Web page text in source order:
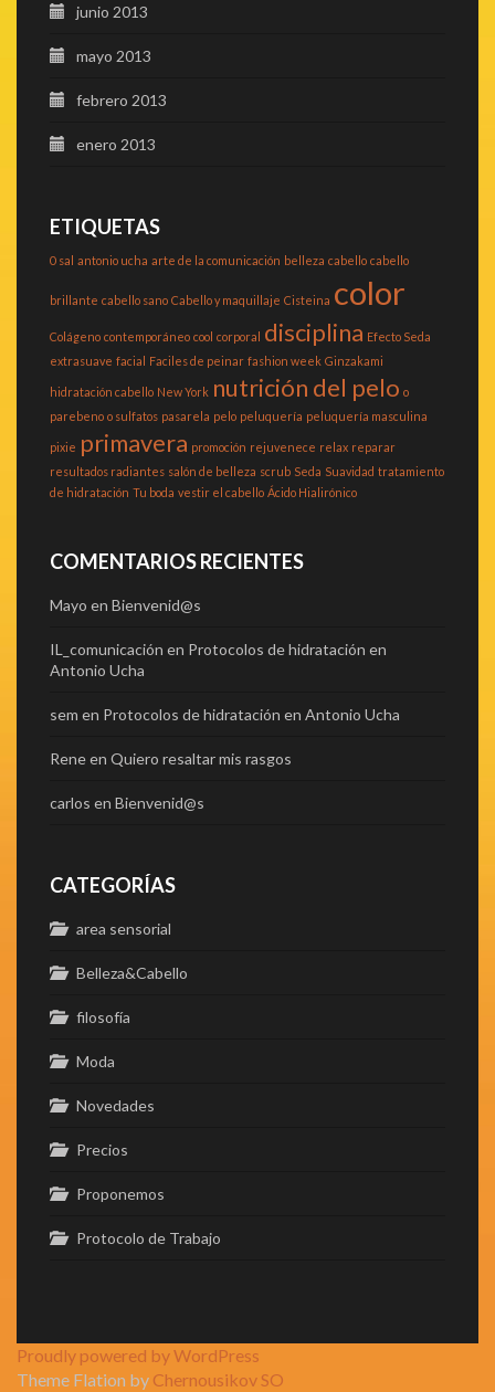
junio 2013
mayo 2013
febrero 2013
enero 2013
ETIQUETAS
0 sal antonio ucha arte de la comunicación belleza cabello cabello
brillante cabello sano Cabello y maquillaje Cisteina color
Colágeno contemporáneo cool corporal disciplina Efecto Seda
extrasuave facial Faciles de peinar fashion week Ginzakami
hidratación cabello New York nutrición del pelo o
parebeno o sulfatos pasarela pelo peluquería peluquería masculina
pixie primavera promoción rejuvenece relax reparar
resultados radiantes salón de belleza scrub Seda Suavidad tratamiento
de hidratación Tu boda vestir el cabello Ácido Hialirónico
COMENTARIOS RECIENTES
Mayo en Bienvenid@s
IL_comunicación en Protocolos de hidratación en
Antonio Ucha
sem en Protocolos de hidratación en Antonio Ucha
Reneen Quiero resaltar mis rasgos
carlos en Bienvenid@s
CATEGORÍAS
area sensorial
Belleza&Cabello
filosofía
Moda
Novedades
Precios
Proponemos
Protocolo de Trabajo
Proudly powered by WordPress
Theme Flation by Chernousikov SO